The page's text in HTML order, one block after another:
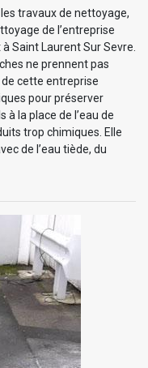
travaux de nettoyage,
de l’entreprise
Saint Laurent Sur Sevre.
ne prennent pas
de cette entreprise
pour préserver
à la place de l’eau de
trop chimiques. Elle
de l’eau tiède, du